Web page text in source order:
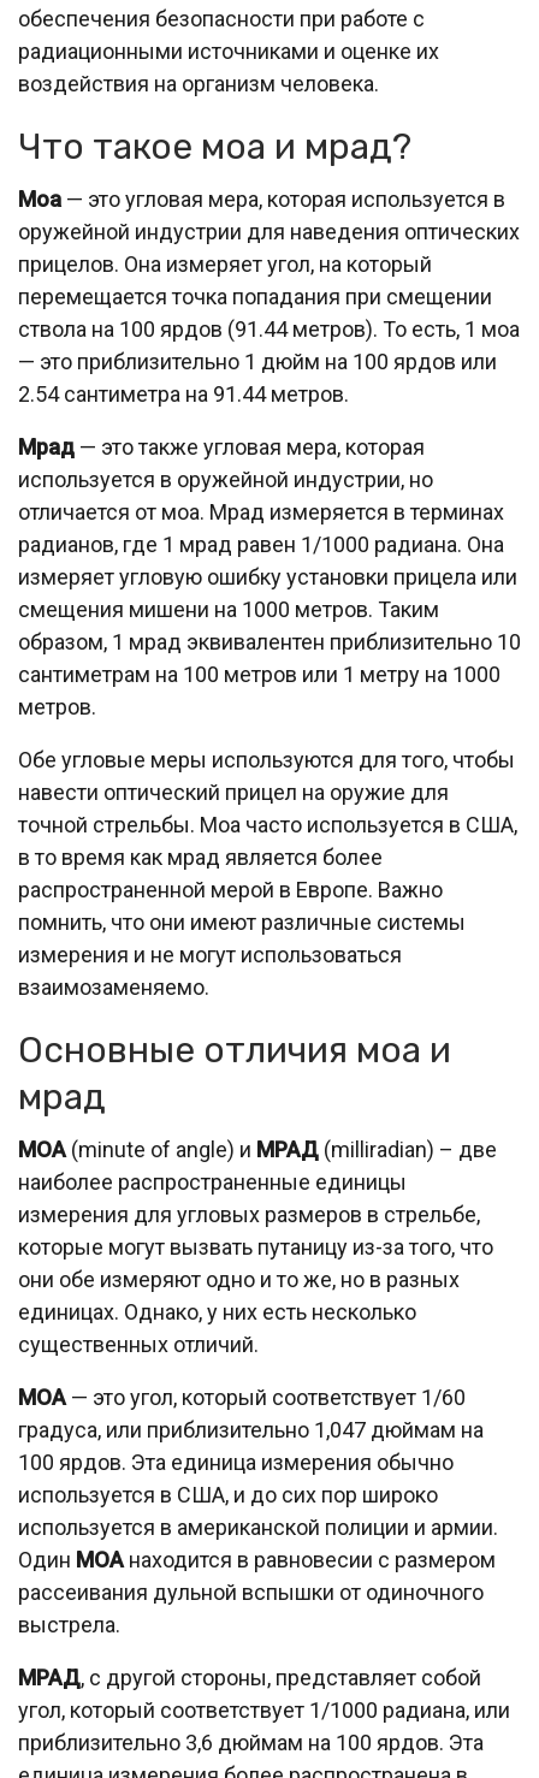
обеспечения безопасности при работе с
радиационными источниками и оценке их
воздействия на организм человека.
Что такое моа и мрад?
Моа — это угловая мера, которая используется в
оружейной индустрии для наведения оптических
прицелов. Она измеряет угол, на который
перемещается точка попадания при смещении
ствола на 100 ярдов (91.44 метров). То есть, 1 моа
— это приблизительно 1 дюйм на 100 ярдов или
2.54 сантиметра на 91.44 метров.
Мрад — это также угловая мера, которая
используется в оружейной индустрии, но
отличается от моа. Мрад измеряется в терминах
радианов, где 1 мрад равен 1/1000 радиана. Она
измеряет угловую ошибку установки прицела или
смещения мишени на 1000 метров. Таким
образом, 1 мрад эквивалентен приблизительно 10
сантиметрам на 100 метров или 1 метру на 1000
метров.
Обе угловые меры используются для того, чтобы
навести оптический прицел на оружие для
точной стрельбы. Моа часто используется в США,
в то время как мрад является более
распространенной мерой в Европе. Важно
помнить, что они имеют различные системы
измерения и не могут использоваться
взаимозаменяемо.
Основные отличия моа и
мрад
МОА (minute of angle) и МРАД (milliradian) – две
наиболее распространенные единицы
измерения для угловых размеров в стрельбе,
которые могут вызвать путаницу из-за того, что
они обе измеряют одно и то же, но в разных
единицах. Однако, у них есть несколько
существенных отличий.
МОА — это угол, который соответствует 1/60
градуса, или приблизительно 1,047 дюймам на
100 ярдов. Эта единица измерения обычно
используется в США, и до сих пор широко
используется в американской полиции и армии.
Один МОА находится в равновесии с размером
рассеивания дульной вспышки от одиночного
выстрела.
МРАД, с другой стороны, представляет собой
угол, который соответствует 1/1000 радиана, или
приблизительно 3,6 дюймам на 100 ярдов. Эта